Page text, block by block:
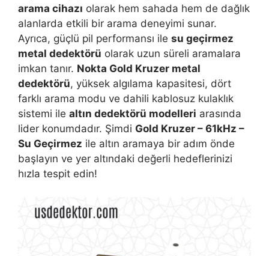
arama cihazı olarak hem sahada hem de dağlık
alanlarda etkili bir arama deneyimi sunar.
Ayrıca, güçlü pil performansı ile su geçirmez
metal dedektörü olarak uzun süreli aramalara
imkan tanır. Nokta Gold Kruzer metal
dedektörü, yüksek algılama kapasitesi, dört
farklı arama modu ve dahili kablosuz kulaklık
sistemi ile altın dedektörü modelleri arasında
lider konumdadır. Şimdi Gold Kruzer – 61kHz –
Su Geçirmez ile altın aramaya bir adım önde
başlayın ve yer altındaki değerli hedeflerinizi
hızla tespit edin!